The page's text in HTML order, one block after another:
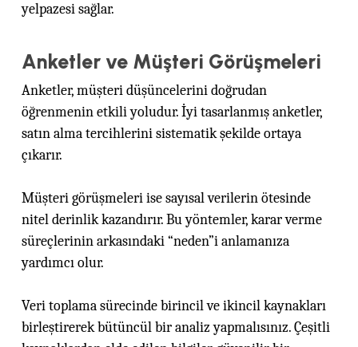
yelpazesi sağlar.
Anketler ve Müşteri Görüşmeleri
Anketler, müşteri düşüncelerini doğrudan
öğrenmenin etkili yoludur. İyi tasarlanmış anketler,
satın alma tercihlerini sistematik şekilde ortaya
çıkarır.
Müşteri görüşmeleri ise sayısal verilerin ötesinde
nitel derinlik kazandırır. Bu yöntemler, karar verme
süreçlerinin arkasındaki “neden”i anlamanıza
yardımcı olur.
Veri toplama sürecinde birincil ve ikincil kaynakları
birleştirerek bütüncül bir analiz yapmalısınız. Çeşitli